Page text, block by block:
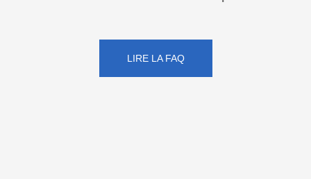
LIRE LA FAQ